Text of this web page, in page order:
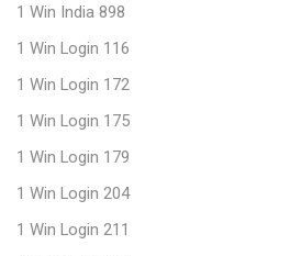
1 Win India 898
1 Win Login 116
1 Win Login 172
1 Win Login 175
1 Win Login 179
1 Win Login 204
1 Win Login 211